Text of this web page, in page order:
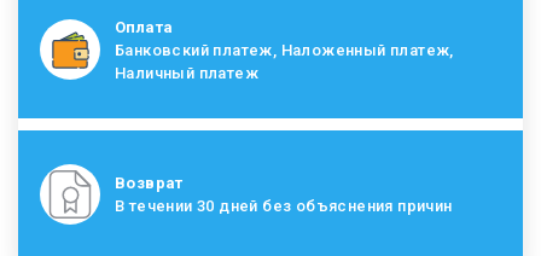
Оплата
Банковский платеж, Наложенный платеж,
Наличный платеж
Возврат
В течении 30 дней без объяснения причин